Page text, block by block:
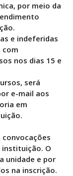
por meio da
e indeferidas
com
nos dias 15 e
será
e-mail aos
em
instituição. O
unidade e por
na inscrição.